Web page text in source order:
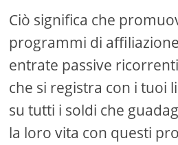
Ciò significa che
programmi di
entrate passive
che si registra con i tuoi
su tutti i soldi che
la loro vita con questi